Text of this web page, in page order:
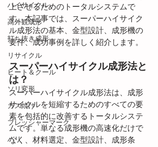
ハイサイクル
高外観成形
打ち抜き成形
リサイクル
ヒート＆クール
ソリ変形
ガス焼け
プレッシャーマーク
バリ
上させるためのトータルシステムで
す。本記事では、スーパーハイサイク
ル成形法の基本、金型設計、成形機の
要件、成功事例を詳しく紹介します。
スーパーハイサイクル成形法と
は？
スーパーハイサイクル成形法は、成形
サイクルを短縮するためのすべての要
素を包括的に改善するトータルシステ
ムです。単なる成形機の高速化だけで
なく、材料選定、金型設計、成形条